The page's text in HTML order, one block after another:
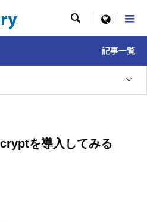
 menu
記事一覧
を導入してみる